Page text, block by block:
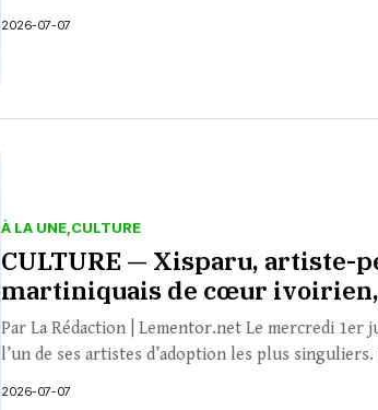
2026-07-07
À LA UNE CULTURE
CULTURE — Xisparu, artiste-
martiniquais de cœur ivoirien,
Par La Rédaction | Lementor.net Le mercredi 1er
l’un de ses artistes d’adoption les plus singuliers.
2026-07-07